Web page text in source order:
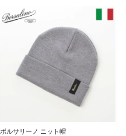
ボルサリーノ ニット帽